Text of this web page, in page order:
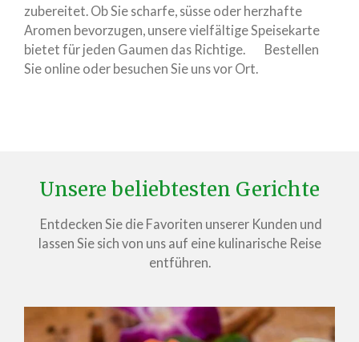
zubereitet. Ob Sie scharfe, süsse oder herzhafte
Aromen bevorzugen, unsere vielfältige Speisekarte
bietet für jeden Gaumen das Richtige. Bestellen
Sie online oder besuchen Sie uns vor Ort.
Unsere beliebtesten Gerichte
Entdecken Sie die Favoriten unserer Kunden und
lassen Sie sich von uns auf eine kulinarische Reise
entführen.